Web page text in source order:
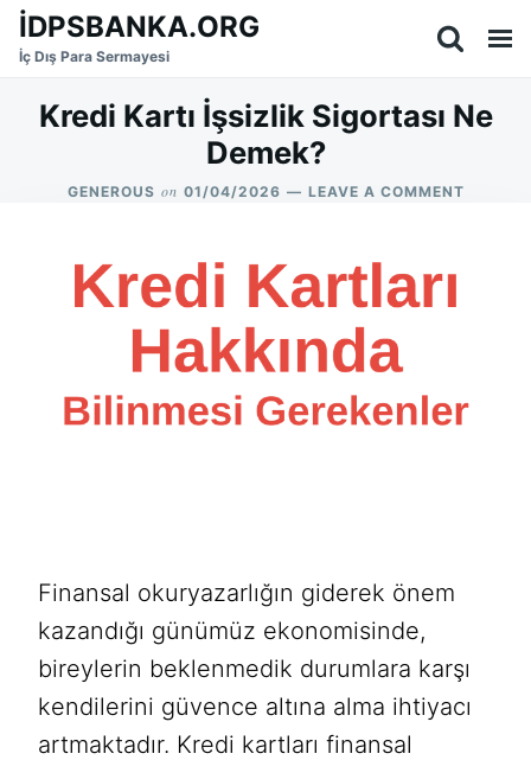
SkipSearch
for:
İDPSBANKA.ORG
İç Dış Para Sermayesi
Kredi Kartı İşsizlik Sigortası Ne
Demek?
GENEROUS on 01/04/2026 LEAVE A COMMENTON
Finansal okuryazarlığın giderek önem
kazandığı günümüz ekonomisinde,
bireylerin beklenmedik durumlara karşı
kendilerini güvence altına alma ihtiyacı
artmaktadır. Kredi kartları finansal